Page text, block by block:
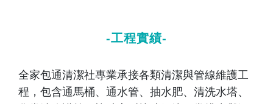
-工程實績-
全家包通清潔社專業承接各類清潔與管線維護工
程，包含通馬桶、通水管、抽水肥、清洗水塔、